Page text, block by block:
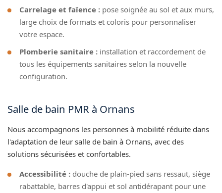
Carrelage et faïence : pose soignée au sol et aux murs,
large choix de formats et coloris pour personnaliser
votre espace.
Plomberie sanitaire : installation et raccordement de
tous les équipements sanitaires selon la nouvelle
configuration.
Salle de bain PMR à Ornans
Nous accompagnons les personnes à mobilité réduite dans
l'adaptation de leur salle de bain à Ornans, avec des
solutions sécurisées et confortables.
Accessibilité : douche de plain-pied sans ressaut, siège
rabattable, barres d'appui et sol antidérapant pour une